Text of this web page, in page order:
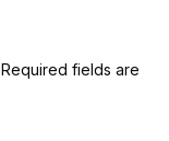
Required fields are